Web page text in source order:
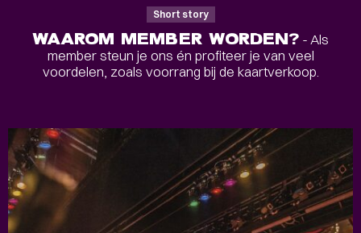
Short story
WAAROM MEMBER WORDEN? - Als
member steun je ons én profiteer je van veel
voordelen, zoals voorrang bij de kaartverkoop.